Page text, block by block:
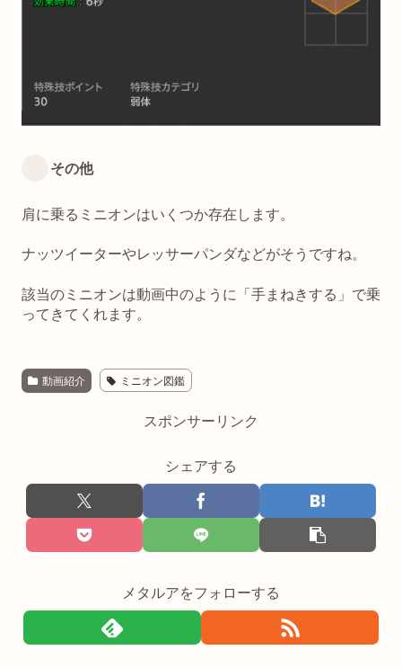
その他
肩に乗るミニオンはいくつか存在します。
ナッツイーターやレッサーパンダなどがそうですね。
該当のミニオンは動画中のように「手まねきする」で乗
ってきてくれます。
動画紹介 ミニオン図鑑
スポンサーリンク
シェアする
メタルアをフォローする